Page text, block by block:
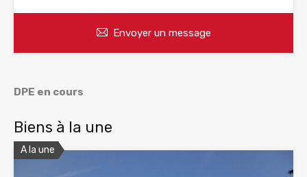
Envoyer un message
DPE en cours
Biens à la une
A la une